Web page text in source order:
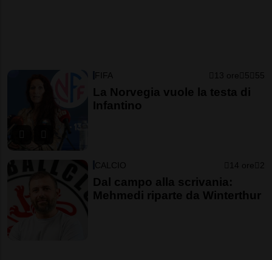
FIFA 13 ore 5 55
La Norvegia vuole la testa di
Infantino
CALCIO 14 ore 2
Dal campo alla scrivania:
Mehmedi riparte da Winterthur